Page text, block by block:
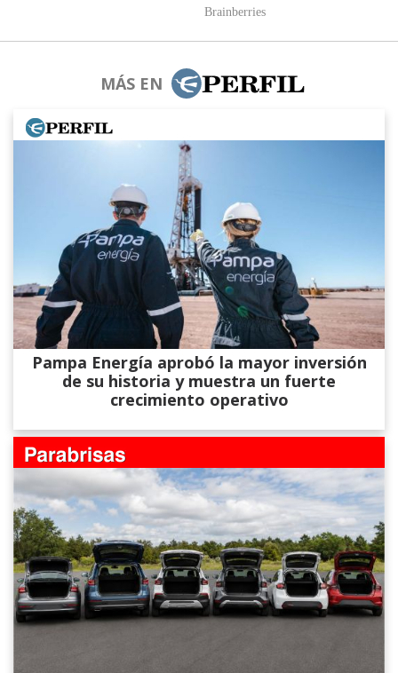
MÁS EN
Pampa Energía aprobó la mayor inversión
de su historia y muestra un fuerte
crecimiento operativo